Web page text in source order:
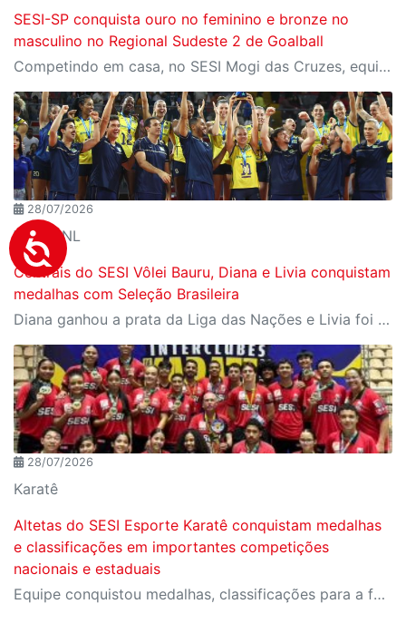
SESI-SP conquista ouro no feminino e bronze no
masculino no Regional Sudeste 2 de Goalball
Competindo em casa, no SESI Mogi das Cruzes, equipes do SESI-SP encerram a competição com duas medalhas e reforçam a tradição da instituição entre as principais forças do goalball brasileiro.
28/07/2026
Vôlei VNL
Centrais do SESI Vôlei Bauru, Diana e Livia conquistam
medalhas com Seleção Brasileira
Diana ganhou a prata da Liga das Nações e Livia foi campeã da Copa Sul-Americana com Seleção B
28/07/2026
Karatê
Altetas do SESI Esporte Karatê conquistam medalhas
e classificações em importantes competições
nacionais e estaduais
Equipe conquistou medalhas, classificações para a fase final do Campeonato Brasileiro e importantes resultados em competições estaduais e nacionais.